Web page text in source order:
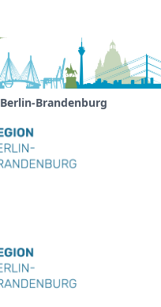
Berlin-Brandenburg